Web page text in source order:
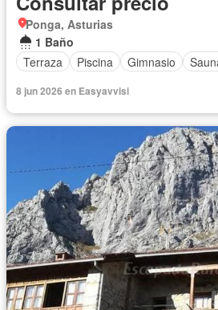
Ponga, Asturias
1 Baño
Terraza
Piscina Gimnasio
8 jun 2026 en Easyavvisi